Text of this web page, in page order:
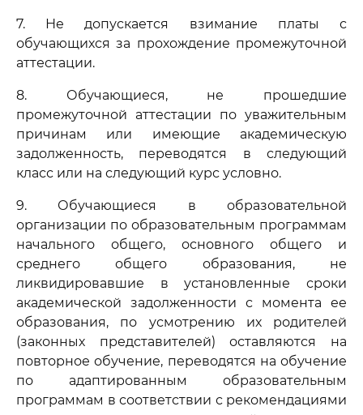
7. Не допускается взимание платы с
обучающихся за прохождение промежуточной
аттестации.
8. Обучающиеся, не прошедшие
промежуточной аттестации по уважительным
причинам или имеющие академическую
задолженность, переводятся в следующий
класс или на следующий курс условно.
9. Обучающиеся в образовательной
организации по образовательным программам
начального общего, основного общего и
среднего общего образования, не
ликвидировавшие в установленные сроки
академической задолженности с момента ее
образования, по усмотрению их родителей
(законных представителей) оставляются на
повторное обучение, переводятся на обучение
по адаптированным образовательным
программам в соответствии с рекомендациями